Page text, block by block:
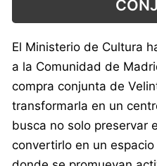
El Ministerio de Cultura
a la Comunidad de
compra conjunta de
transformarla en un
busca no solo preservar
convertirlo en un